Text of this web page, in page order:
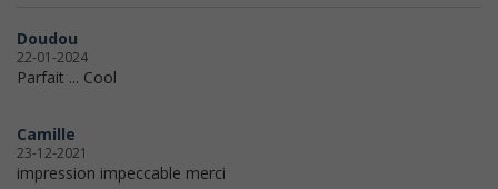
Doudou
22-01-2024
Parfait ... Cool
Camille
23-12-2021
impression impeccable merci